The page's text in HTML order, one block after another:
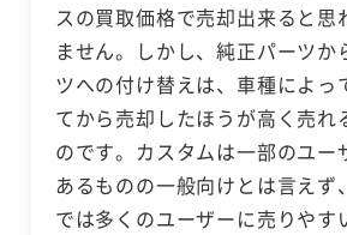
スの買取価格で売却出来ると思
ません。しかし、純正パーツか
ツへの付け替えは、車種によっ
てから売却したほうが高く売れ
のです。カスタムは一部のユー
あるものの一般向けとは言えず
では多くのユーザーに売りやす